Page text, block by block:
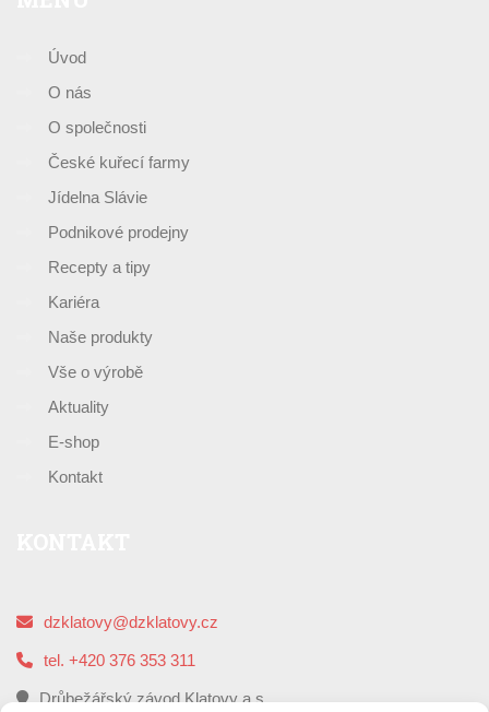
Úvod
O nás
O společnosti
České kuřecí farmy
Jídelna Slávie
Podnikové prodejny
Recepty a tipy
Kariéra
Naše produkty
Vše o výrobě
Aktuality
E-shop
Kontakt
dzklatovy@dzklatovy.cz
tel. +420 376 353 311
Drůbežářský závod Klatovy a.s.